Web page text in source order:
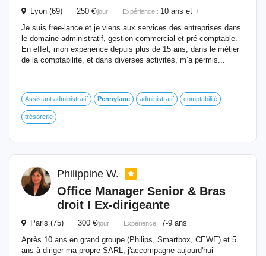
Lyon (69) 250 €/jour Expérience : 10 ans et +
Je suis free-lance et je viens aux services des entreprises dans
le domaine administratif, gestion commercial et pré-comptable.
En effet, mon expérience depuis plus de 15 ans, dans le métier
de la comptabilité, et dans diverses activités, m’a permis...
Assistant administratif Pennylane administratif comptabilité
trésorerie
Philippine W.
Office Manager Senior & Bras
droit I Ex-dirigeante
Paris (75) 300 €/jour Expérience : 7-9 ans
Après 10 ans en grand groupe (Philips, Smartbox, CEWE) et 5
ans à diriger ma propre SARL, j'accompagne aujourd'hui